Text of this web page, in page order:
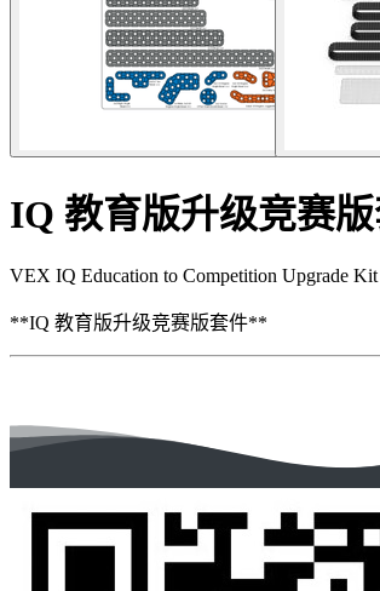
IQ 教育版升级竞赛
VEX IQ Education to Competition Upgrade Kit
**IQ 教育版升级竞赛版套件**